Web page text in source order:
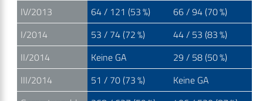
IV/2013
64 / 121 (53 %)
66 / 94 (70 %)
I/2014
53 / 74 (72 %)
44 / 53 (83 %)
II/2014
Keine GA
29 / 58 (50 %)
III/2014
51 / 70 (73 %)
Keine GA